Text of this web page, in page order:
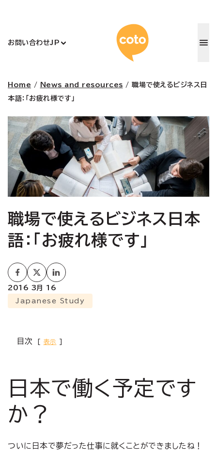
お問い合わせJP コトアカ
Home / News and resources / 職場で使えるビジネス日
本語：「お疲れ様です」
職場で使えるビジネス日本
語：「お疲れ様です」
2016 3月 16
Japanese Study
目次 表示
日本で働く予定です
か？
ついに日本で夢だった仕事に就くことができましたね！